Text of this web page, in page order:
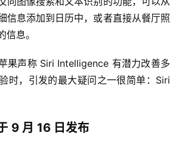
信息添加到日历中，或者直接从餐厅照
息。
果声称 Siri Intelligence 有潜力改善多
时，引发的最大疑问之一很简单：Siri
9 月 16 日发布